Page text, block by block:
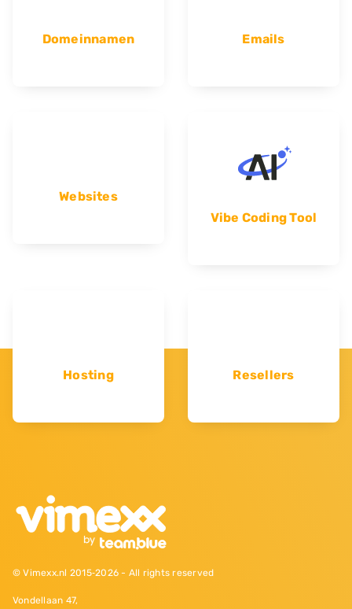
Domeinnamen Emails
Websites
Vibe Coding Tool
Hosting Resellers
© Vimexx.nl 2015‐2026 - All rights reserved
Vondellaan 47,